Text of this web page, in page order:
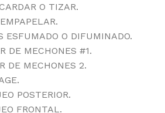
O TIZAR.
ESFUMADO O DIFUMINADO.
DE MECHONES #1.
DE MECHONES 2.
POSTERIOR.
FRONTAL.